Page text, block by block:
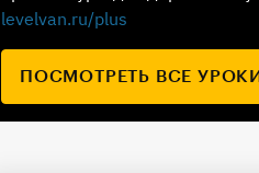
levelvan.ru/plus
ПОСМОТРЕТЬ ВСЕ УРОКИ